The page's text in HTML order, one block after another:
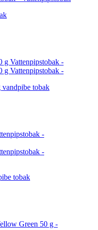
vandpibe tobak
tobak